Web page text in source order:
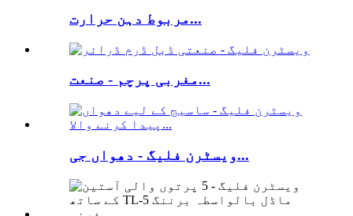
مربوط دہن حرارت...
مغربی پرچم - صنعت...
ویسٹرن فلیگ - دھواں جی...